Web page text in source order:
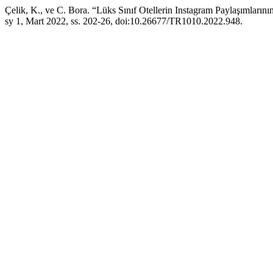
Çelik, K., ve C. Bora. “Lüks Sınıf Otellerin Instagram
sy 1, Mart 2022, ss. 202-26, doi:10.26677/TR1010.2022.948.